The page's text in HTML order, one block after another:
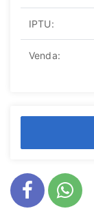
IPTU:
Venda: